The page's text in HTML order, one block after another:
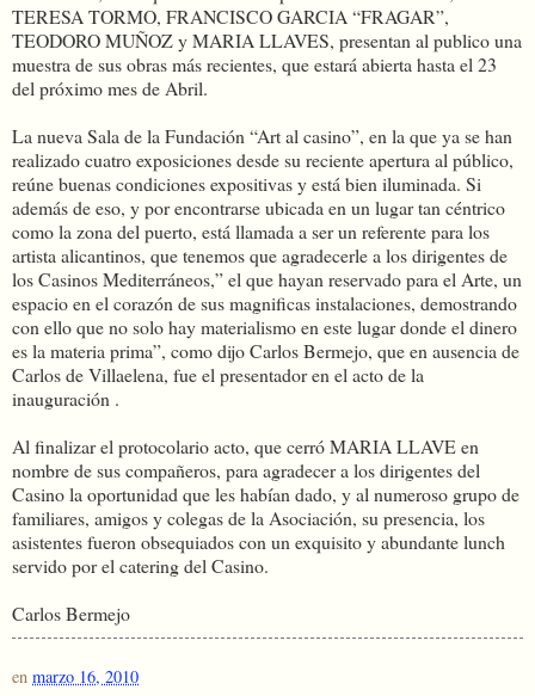
TERESA TORMO, FRANCISCO GARCIA “FRAGAR”,
TEODORO MUÑOZ y MARIA LLAVES, presentan al publico una
muestra de sus obras más recientes, que estará abierta hasta el 23
del próximo mes de Abril.
La nueva Sala de la Fundación “Art al casino”, en la que ya se han
realizado cuatro exposiciones desde su reciente apertura al público,
reúne buenas condiciones expositivas y está bien iluminada. Si
además de eso, y por encontrarse ubicada en un lugar tan céntrico
como la zona del puerto, está llamada a ser un referente para los
artista alicantinos, que tenemos que agradecerle a los dirigentes de
los Casinos Mediterráneos,” el que hayan reservado para el Arte, un
espacio en el corazón de sus magnificas instalaciones, demostrando
con ello que no solo hay materialismo en este lugar donde el dinero
es la materia prima”, como dijo Carlos Bermejo, que en ausencia de
Carlos de Villaelena, fue el presentador en el acto de la
inauguración .
Al finalizar el protocolario acto, que cerró MARIA LLAVE en
nombre de sus compañeros, para agradecer a los dirigentes del
Casino la oportunidad que les habían dado, y al numeroso grupo de
familiares, amigos y colegas de la Asociación, su presencia, los
asistentes fueron obsequiados con un exquisito y abundante lunch
servido por el catering del Casino.
Carlos Bermejo
en marzo 16, 2010